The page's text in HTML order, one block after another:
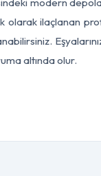
olarak ilaçlanan
altında olur.